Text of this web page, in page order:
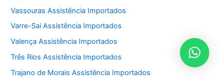
Vassouras Assistência Importados
Varre-Sai Assistência Importados
Valença Assistência Importados
Três Rios Assistência Importados
Trajano de Morais Assistência Importados